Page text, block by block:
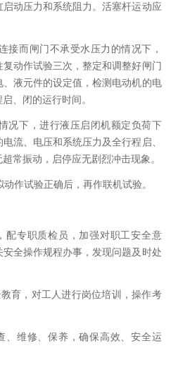
动压力和系统阻力。活塞杆运动应
接而闸门不承受水压力的情况下，
动作试验三次，整定和调整好闸门
液元件的设定值，检测电动机的电
、闭的运行时间。
况下，进行液压启闭机额定负荷下
流、电压和系统压力及全行程启、
常振动，启停应无剧烈冲击现象。
作试验正确后，再作联机试验。
配专职质检员，加强对职工安全意
全操作规程办事，发现问题及时处
育，对工人进行岗位培训，操作考
、维修、保养，确保高效、安全运